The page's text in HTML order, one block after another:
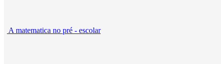
A matematica no pré - escolar